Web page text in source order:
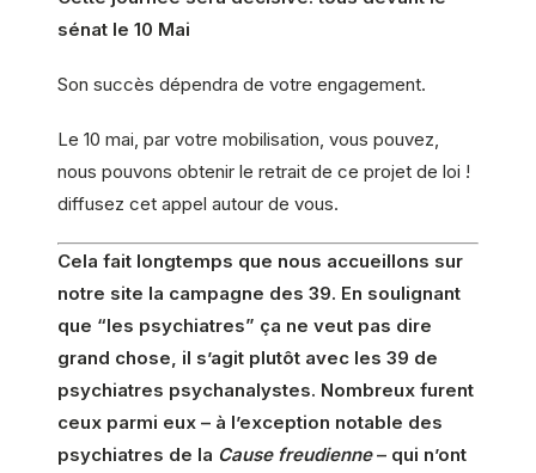
sénat le 10 Mai
Son succès dépendra de votre engagement.
Le 10 mai, par votre mobilisation, vous pouvez,
nous pouvons obtenir le retrait de ce projet de loi !
diffusez cet appel autour de vous.
Cela fait longtemps que nous accueillons sur
notre site la campagne des 39. En soulignant
que “les psychiatres” ça ne veut pas dire
grand chose, il s’agit plutôt avec les 39 de
psychiatres psychanalystes. Nombreux furent
ceux parmi eux – à l’exception notable des
psychiatres de la Cause freudienne– qui n’ont